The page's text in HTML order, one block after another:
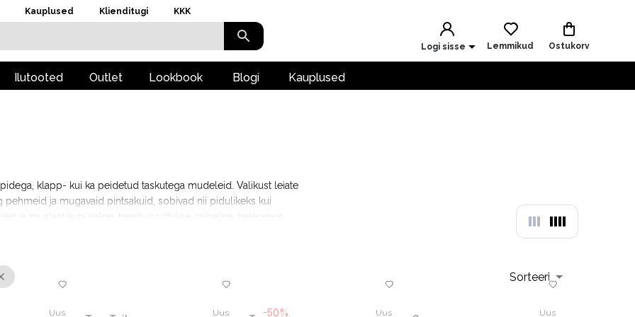
Kauplused Klienditugi KKK
Logi sisse Lemmikud Ostukorv
Ilutooted Outlet Lookbook Blogi Kauplused
klapp- kui ka peidetud taskutega mudeleid. Valikust leiate
ja mugavaid pintsakuid, sobivad nii pidulikeks kui
pükse ja seelikuid, mis täiendavad suurepäraselt pintsakuid.
Sorteeri
Uus Uus -50% Uus Uus